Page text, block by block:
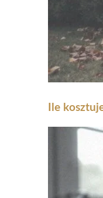
Ile